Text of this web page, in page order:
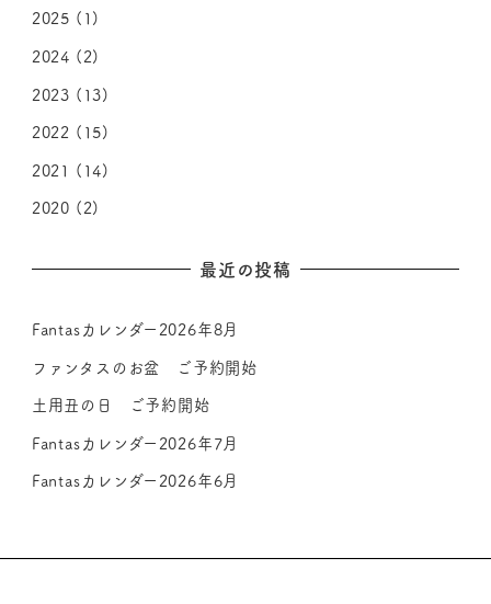
2025 (1)
2024 (2)
2023 (13)
2022 (15)
2021 (14)
2020 (2)
最近の投稿
Fantasカレンダー2026年8月
ファンタスのお盆 ご予約開始
土用丑の日 ご予約開始
Fantasカレンダー2026年7月
Fantasカレンダー2026年6月